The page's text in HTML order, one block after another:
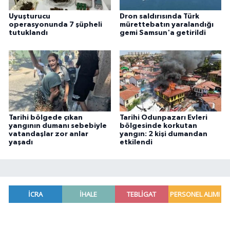
Uyuşturucu
operasyonunda 7 şüpheli
tutuklandı
Dron saldırısında Türk
mürettebatın yaralandığı
gemi Samsun'a getirildi
Tarihi bölgede çıkan
yangının dumanı sebebiyle
vatandaşlar zor anlar
yaşadı
Tarihi Odunpazarı Evleri
bölgesinde korkutan
yangın: 2 kişi dumandan
etkilendi